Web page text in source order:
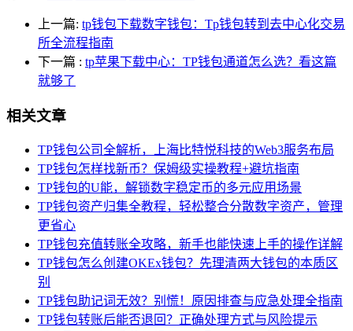
上一篇: tp钱包下载数字钱包：Tp钱包转到去中心化交易
所全流程指南
下一篇 : tp苹果下载中心：TP钱包通道怎么选？看这篇
就够了
相关文章
TP钱包公司全解析，上海比特悦科技的Web3服务布局
TP钱包怎样找新币？保姆级实操教程+避坑指南
TP钱包的U能，解锁数字稳定币的多元应用场景
TP钱包资产归集全教程，轻松整合分散数字资产，管理
更省心
TP钱包充值转账全攻略，新手也能快速上手的操作详解
TP钱包怎么创建OKEx钱包？先理清两大钱包的本质区
别
TP钱包助记词无效？别慌！原因排查与应急处理全指南
TP钱包转账后能否退回？正确处理方式与风险提示